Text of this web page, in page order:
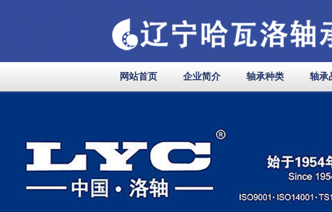
网站首页 企业简介 轴承种类 轴承